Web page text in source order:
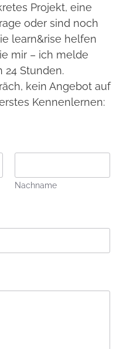
Projekt, eine
oder sind noch
learn&rise helfen
mir – ich melde
24 Stunden.
kein Angebot auf
Kennenlernen:
Nachname